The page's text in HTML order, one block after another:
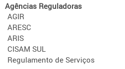
Agências Reguladoras
AGIR
ARESC
ARIS
CISAM SUL
Regulamento de Serviços